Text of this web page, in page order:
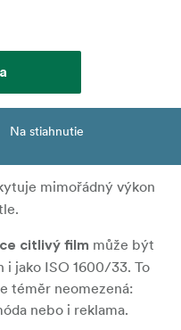
Na stiahnutie
mimořádný výkon
citlivý film může být
jako ISO 1600/33. To
téměr neomezená:
nebo i reklama.